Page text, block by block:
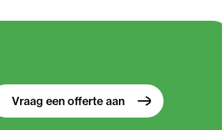
Vraag een offerte aan